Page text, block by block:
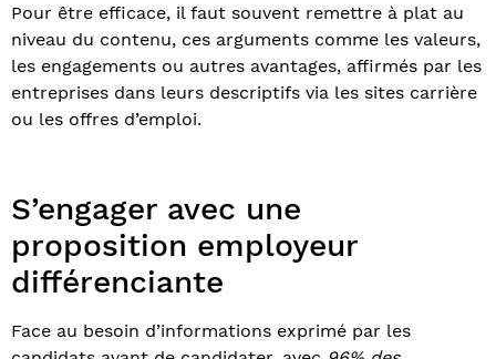
Pour être efficace, il faut souvent remettre à plat au
niveau du contenu, ces arguments comme les valeurs,
les engagements ou autres avantages, affirmés par les
entreprises dans leurs descriptifs via les sites carrière
ou les offres d’emploi.
S’engager avec une
proposition employeur
différenciante
Face au besoin d’informations exprimé par les